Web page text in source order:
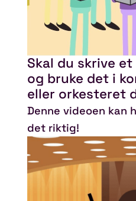
Skal du skrive
og bruke det i
eller orkesteret
Denne videoen kan
det riktig!